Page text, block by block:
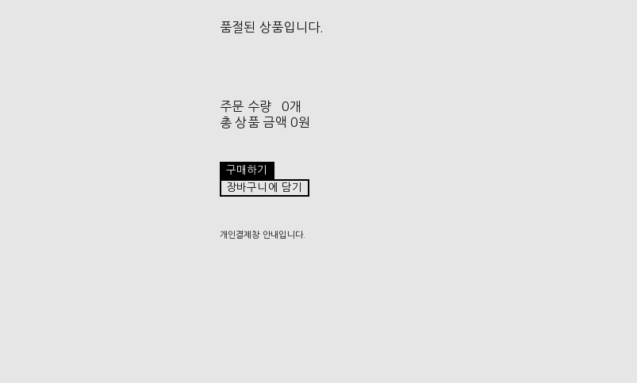
품절된 상품입니다.
주문 수량
0개
총 상품 금액 0원
구매하기
장바구니에 담기
개인결제창 안내입니다.